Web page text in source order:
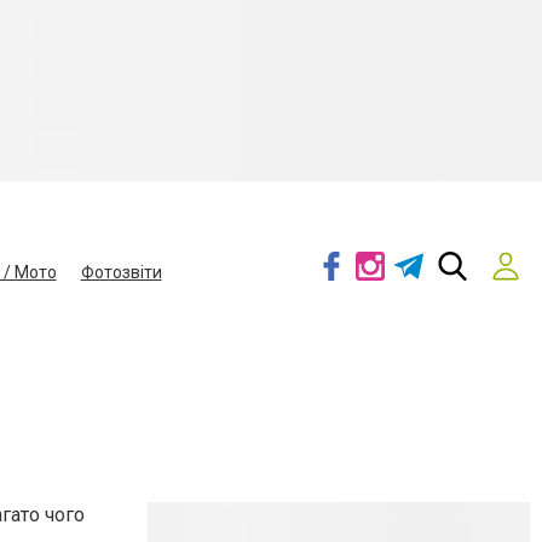
/ Мото Фотозвіти
чого